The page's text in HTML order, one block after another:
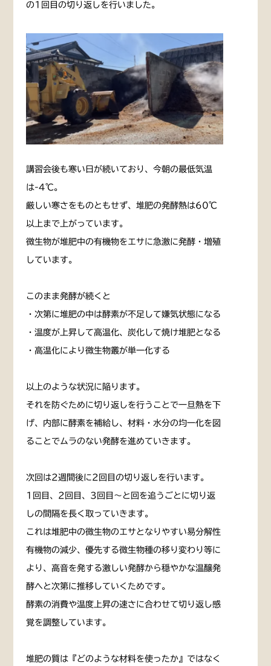
の1回目の切り返しを行いました。
講習会後も寒い日が続いており、今朝の最低気温
は-4℃。
厳しい寒さをものともせず、堆肥の発酵熱は60℃
以上まで上がっています。
微生物が堆肥中の有機物をエサに急激に発酵・増殖
しています。
このまま発酵が続くと
・次第に堆肥の中は酵素が不足して嫌気状態になる
・温度が上昇して高温化、炭化して焼け堆肥となる
・高温化により微生物叢が単一化する
以上のような状況に陥ります。
それを防ぐために切り返しを行うことで一旦熱を下
げ、内部に酵素を補給し、材料・水分の均一化を図
ることでムラのない発酵を進めていきます。
次回は2週間後に2回目の切り返しを行います。
1回目、2回目、3回目〜と回を追うごとに切り返
しの間隔を長く取っていきます。
これは堆肥中の微生物のエサとなりやすい易分解性
有機物の減少、優先する微生物種の移り変わり等に
より、高音を発する激しい発酵から穏やかな温醸発
酵へと次第に推移していくためです。
酵素の消費や温度上昇の速さに合わせて切り返し感
覚を調整しています。
堆肥の質は『どのような材料を使ったか』ではなく